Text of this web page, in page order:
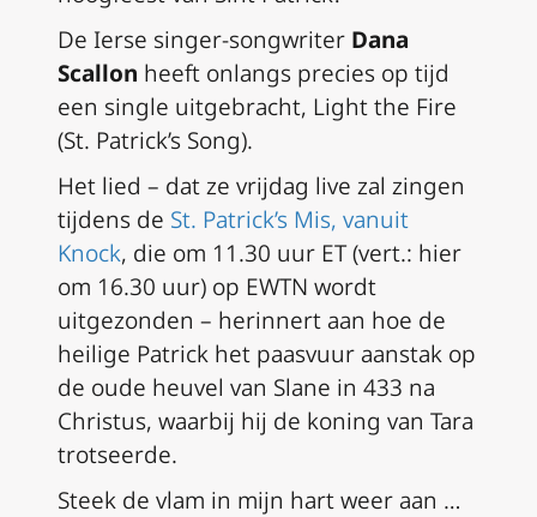
De Ierse singer-songwriter Dana
Scallon heeft onlangs precies op tijd
een single uitgebracht, Light the Fire
(St. Patrick’s Song).
Het lied – dat ze vrijdag live zal zingen
tijdens de St. Patrick’s Mis, vanuit
Knock, die om 11.30 uur ET (vert.: hier
om 16.30 uur) op EWTN wordt
uitgezonden – herinnert aan hoe de
heilige Patrick het paasvuur aanstak op
de oude heuvel van Slane in 433 na
Christus, waarbij hij de koning van Tara
trotseerde.
Steek de vlam in mijn hart weer aan …